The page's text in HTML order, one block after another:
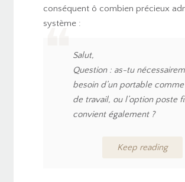
conséquent ô combien précieux
système :
Salut,
Question : as-tu
besoin d’un portable
de travail, ou l’option poste
convient également ?
Keep reading